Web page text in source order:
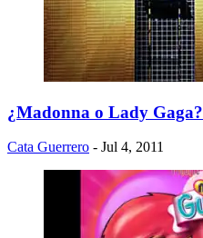
¿Madonna o Lady Gaga?
Cata Guerrero - Jul 4, 2011